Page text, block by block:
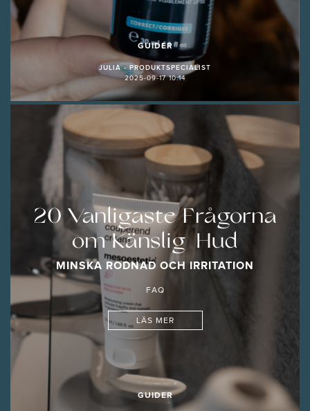
GUIDER
JULIA - PRODUKTSPECIALIST
2025-09-17 10:14
20 Vanligaste Frågorna
om Känslig Hud
MINSKA RODNAD OCH IRRITATION
FAQ
LÄS MER
GUIDER